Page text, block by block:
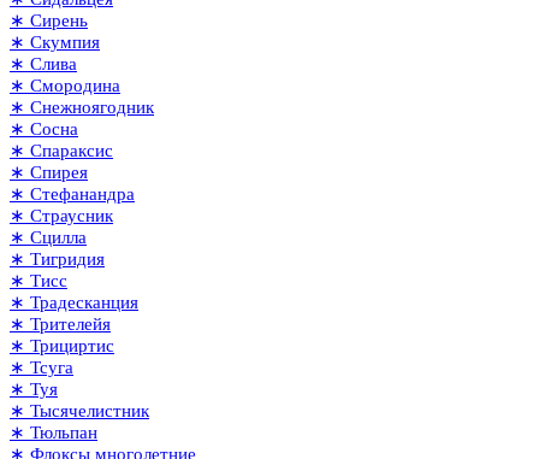
∗ Сирень
∗ Скумпия
∗ Слива
∗ Смородина
∗ Снежноягодник
∗ Сосна
∗ Спараксис
∗ Спирея
∗ Стефанандра
∗ Страусник
∗ Сцилла
∗ Тигридия
∗ Тисс
∗ Традесканция
∗ Трителейя
∗ Трициртис
∗ Тсуга
∗ Туя
∗ Тысячелистник
∗ Тюльпан
∗ Флоксы многолетние